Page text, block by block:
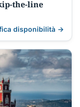
the-line
disponibilità →